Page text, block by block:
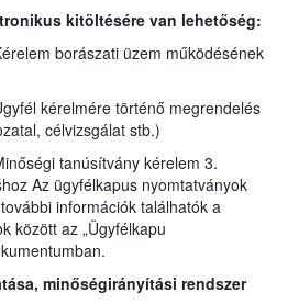
kitöltésére van lehetőség:
borászati üzem működésének
kérelmére történő megrendelés
célvizsgálat stb.)
tanúsítvány kérelem 3.
Az ügyfélkapus nyomtatványok
információk találhatók a
között az „Ügyfélkapu
minőségirányítási rendszer